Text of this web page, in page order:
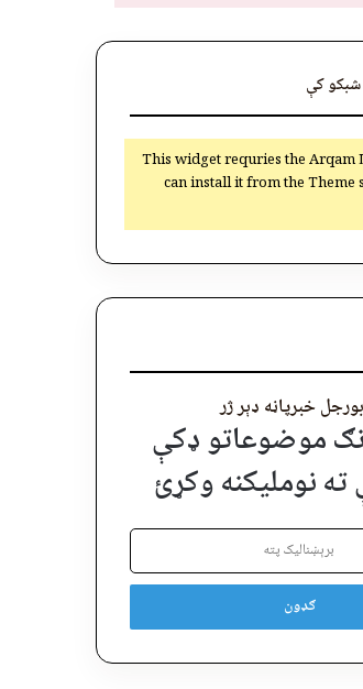
شبکو کې
This widget requries the Arqam
can install it from the Theme
خبرپاڼه ډېر ژر
موضوعاتو ډکې
ته نوملیکنه وکړئ